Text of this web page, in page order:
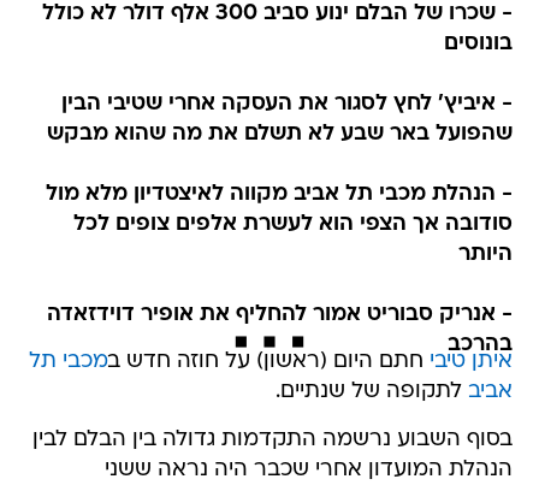
- שכרו של הבלם ינוע סביב 300 אלף דולר לא כולל
בונוסים
- איביץ' לחץ לסגור את העסקה אחרי שטיבי הבין
שהפועל באר שבע לא תשלם את מה שהוא מבקש
- הנהלת מכבי תל אביב מקווה לאיצטדיון מלא מול
סודובה אך הצפי הוא לעשרת אלפים צופים לכל
היותר
- אנריק סבוריט אמור להחליף את אופיר דוידזאדה
בהרכב
איתן טיבי חתם היום (ראשון) על חוזה חדש במכבי תל
אביב לתקופה של שנתיים.
בסוף השבוע נרשמה התקדמות גדולה בין הבלם לבין
הנהלת המועדון אחרי שכבר היה נראה ששני